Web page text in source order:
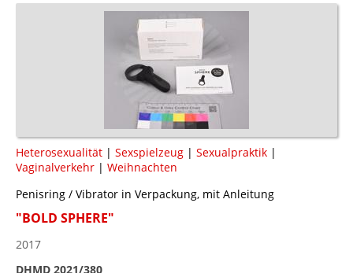
Heterosexualität | Sexspielzeug | Sexualpraktik |
Vaginalverkehr | Weihnachten
Penisring / Vibrator in Verpackung, mit Anleitung
"BOLD SPHERE"
2017
DHMD 2021/380